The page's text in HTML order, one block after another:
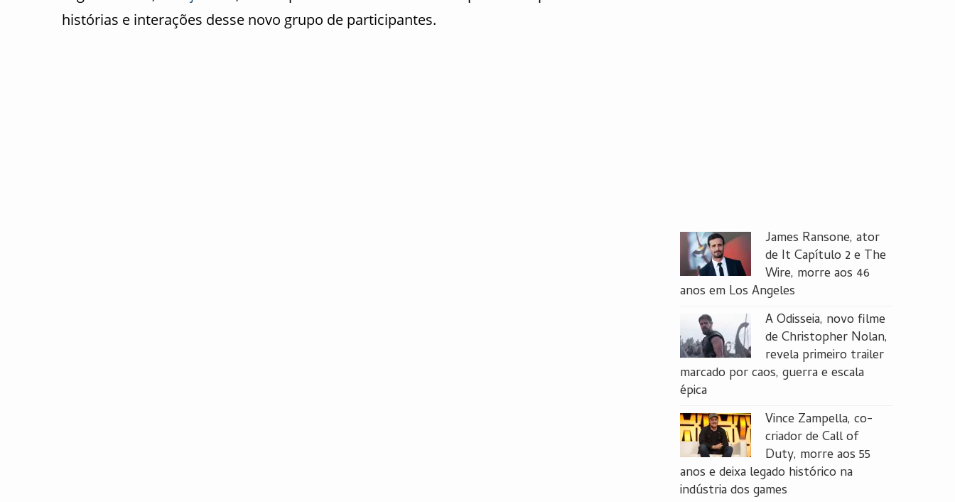
histórias e interações desse novo grupo de participantes.
James Ransone, ator
de It Capítulo 2 e The
Wire, morre aos 46
anos em Los Angeles
A Odisseia, novo filme
de Christopher Nolan,
revela primeiro trailer
marcado por caos, guerra e escala
épica
Vince Zampella, co-
criador de Call of
Duty, morre aos 55
anos e deixa legado histórico na
indústria dos games